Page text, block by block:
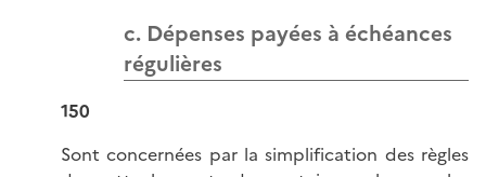
c. Dépenses payées à échéances
régulières
150
Sont concernées par la simplification des règles